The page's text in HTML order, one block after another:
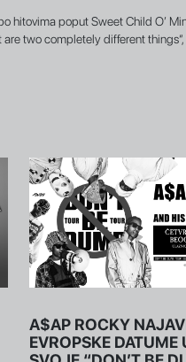
hitovima poput Sweet Child O’
two completely different
A$AP ROCKY
EVROPSKE DATUME